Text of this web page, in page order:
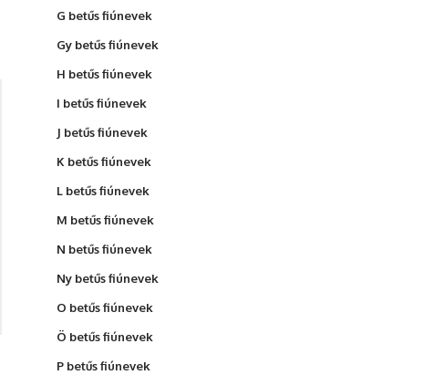
G betűs fiúnevek
Gy betűs fiúnevek
H betűs fiúnevek
I betűs fiúnevek
J betűs fiúnevek
K betűs fiúnevek
L betűs fiúnevek
M betűs fiúnevek
N betűs fiúnevek
Ny betűs fiúnevek
O betűs fiúnevek
Ö betűs fiúnevek
P betűs fiúnevek